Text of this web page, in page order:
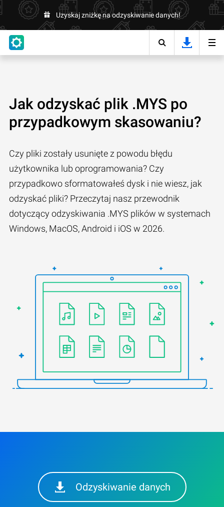
Uzyskaj zniżkę na odzyskiwanie danych!
Jak odzyskać plik .MYS po
przypadkowym skasowaniu?
Czy pliki zostały usunięte z powodu błędu
użytkownika lub oprogramowania? Czy
przypadkowo sformatowałeś dysk i nie wiesz, jak
odzyskać pliki? Przeczytaj nasz przewodnik
dotyczący odzyskiwania .MYS plików w systemach
Windows, MacOS, Android i iOS w 2026.
Odzyskiwanie danych